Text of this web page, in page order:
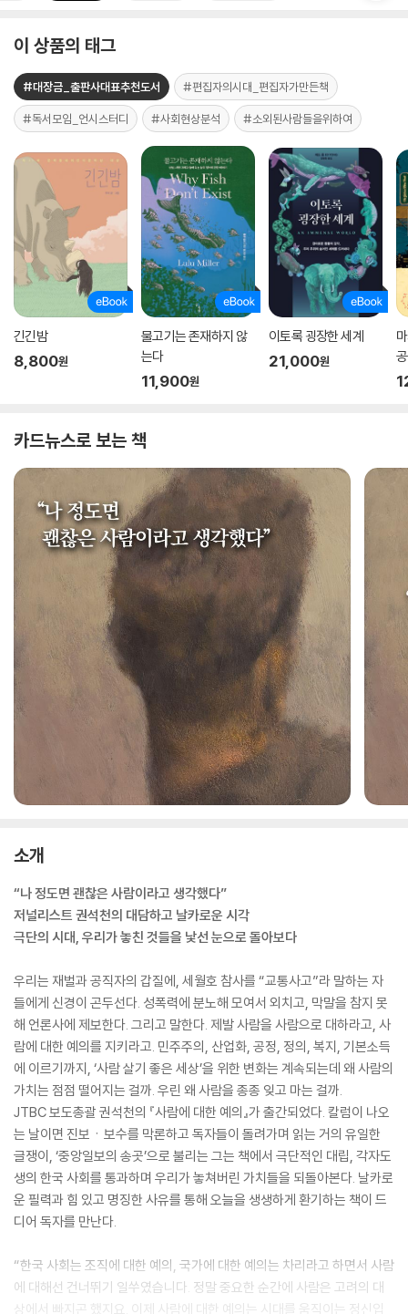
이 상품의 태그
#대장금_출판사대표추천도서 #편집자의시대_편집자가만든책
#독서모임_언시스터디 #사회현상분석 #소외된사람들을위하여
긴긴밤
8,800원
물고기는 존재하지 않
는다
11,900원
이토록 굉장한 세계
21,000원
카드뉴스로 보는 책
소개
“나 정도면 괜찮은 사람이라고 생각했다”
저널리스트 권석천의 대담하고 날카로운 시각
극단의 시대, 우리가 놓친 것들을 낯선 눈으로 돌아보다
우리는 재벌과 공직자의 갑질에, 세월호 참사를 “교통사고”라 말하는 자
들에게 신경이 곤두선다. 성폭력에 분노해 모여서 외치고, 막말을 참지 못
해 언론사에 제보한다. 그리고 말한다. 제발 사람을 사람으로 대하라고, 사
람에 대한 예의를 지키라고. 민주주의, 산업화, 공정, 정의, 복지, 기본소득
에 이르기까지, ‘사람 살기 좋은 세상’을 위한 변화는 계속되는데 왜 사람의
가치는 점점 떨어지는 걸까. 우린 왜 사람을 종종 잊고 마는 걸까.
JTBC 보도총괄 권석천의 『사람에 대한 예의』가 출간되었다. 칼럼이 나오
는 날이면 진보ㆍ보수를 막론하고 독자들이 돌려가며 읽는 거의 유일한
글쟁이, ‘중앙일보의 송곳’으로 불리는 그는 책에서 극단적인 대립, 각자도
생의 한국 사회를 통과하며 우리가 놓쳐버린 가치들을 되돌아본다. 날카로
운 필력과 힘 있고 명징한 사유를 통해 오늘을 생생하게 환기하는 책이 드
디어 독자를 만난다.
“한국 사회는 조직에 대한 예의, 국가에 대한 예의는 차리라고 하면서 사람
에 대해선 건너뛰기 일쑤였습니다. 정말 중요한 순간에 사람은 고려의 대
상에서 빠지곤 했지요. 이제 사람에 대한 예의는 시대를 움직이는 정신입